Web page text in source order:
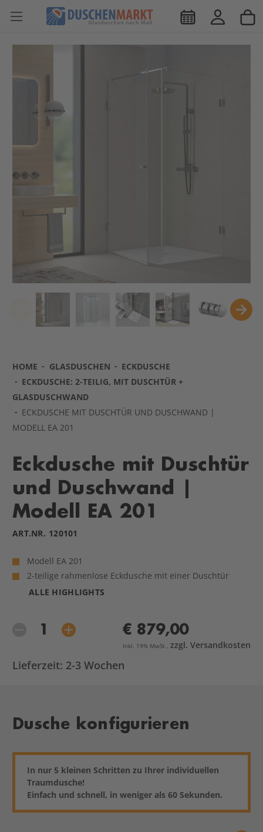
HOME GLASDUSCHEN
ECKDUSCHE
ECKDUSCHE: 2-TEILIG, MIT DUSCHTÜR +
GLASDUSCHWAND
ECKDUSCHE MIT DUSCHTÜR UND DUSCHWAND |
MODELL EA 201
Eckdusche mit Duschtür
und Duschwand |
Modell EA 201
ART.NR. 120101
Modell EA 201
2-teilige rahmenlose Eckdusche mit einer Duschtür
ALLE HIGHLIGHTS
€ 879,00
Inkl. 19% MwSt., zzgl. Versandkosten
Lieferzeit: 2-3 Wochen
Dusche konfigurieren
In nur 5 kleinen Schritten zu Ihrer individuellen
Traumdusche!
Einfach und schnell, in weniger als 60 Sekunden.